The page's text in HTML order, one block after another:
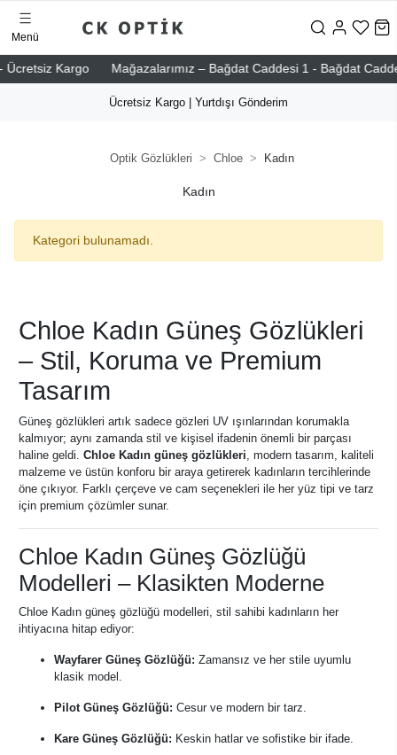
Kargo Mağazalarımız – Bağdat Caddesi 1 - Bağdat
Menü
Ücretsiz Kargo | Yurtdışı Gönderim
Optik Gözlükleri Chloe Kadın
Kadın
Kategori bulunamadı.
Chloe Kadın Güneş Gözlükleri
– Stil, Koruma ve Premium
Tasarım
Güneş gözlükleri artık sadece gözleri UV ışınlarından korumakla
kalmıyor; aynı zamanda stil ve kişisel ifadenin önemli bir parçası
haline geldi. Chloe Kadın güneş gözlükleri, modern tasarım, kaliteli
malzeme ve üstün konforu bir araya getirerek kadınların tercihlerinde
öne çıkıyor. Farklı çerçeve ve cam seçenekleri ile her yüz tipi ve tarz
için premium çözümler sunar.
Chloe Kadın Güneş Gözlüğü
Modelleri – Klasikten Moderne
Chloe Kadın güneş gözlüğü modelleri, stil sahibi kadınların her
ihtiyacına hitap ediyor:
Wayfarer Güneş Gözlüğü: Zamansız ve her stile uyumlu
klasik model.
Pilot Güneş Gözlüğü: Cesur ve modern bir tarz.
Kare Güneş Gözlüğü: Keskin hatlar ve sofistike bir ifade.